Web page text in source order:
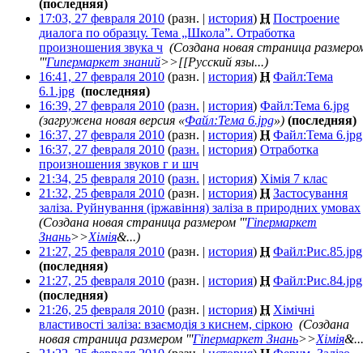
(последняя)
17:03, 27 февраля 2010 (разн. | история) Н Построение
диалога по образцу. Тема „Школа”. Отработка
произношения звука ч (Создана новая страница
'''Гипермаркет знаний>>[[Русский язы...)
16:41, 27 февраля 2010 (разн. | история) Н Файл:Тема
6.1.jpg (последняя)
16:39, 27 февраля 2010 (разн. | история) Файл:Тема 6.jpg
(загружена новая версия «Файл:Тема 6.jpg») (последняя)
16:37, 27 февраля 2010 (разн. | история) Н Файл:Тема 6.jpg
16:37, 27 февраля 2010 (разн. | история) Отработка
произношения звуков г и шч
21:34, 25 февраля 2010 (разн. | история) Хімія 7 клас
21:32, 25 февраля 2010 (разн. | история) Н Застосування
заліза. Руйнування (іржавіння) заліза в природних умовах
(Создана новая страница размером '''Гіпермаркет
Знань>>Хімія&...)
21:27, 25 февраля 2010 (разн. | история) Н Файл:Рис.85.jpg
(последняя)
21:27, 25 февраля 2010 (разн. | история) Н Файл:Рис.84.jpg
(последняя)
21:26, 25 февраля 2010 (разн. | история) Н Хімічні
властивості заліза: взаємодія з киснем, сіркою (Создана
новая страница размером '''Гіпермаркет Знань>>Хімія